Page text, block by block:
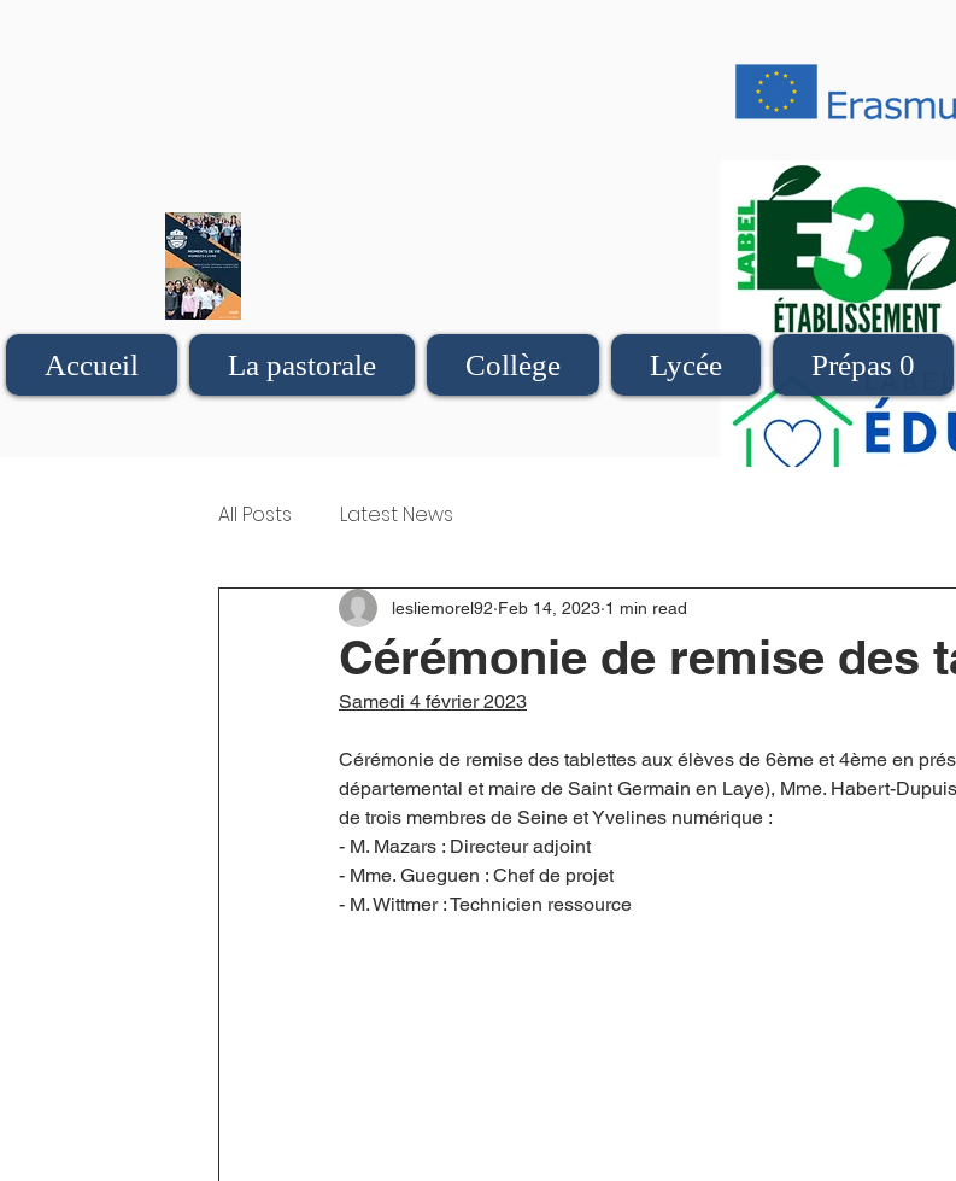
Accueil La pastorale Collège Lycée Prépas 0
All Posts Latest News
Cérémonie de remise des
lesliemorel92 Feb 14, 2023 1 min read
Samedi 4 février 2023
Cérémonie de remise des tablettes aux élèves de 6ème et 4ème en
départemental et maire de Saint Germain en Laye), Mme. Habert-
de trois membres de Seine et Yvelines numérique :
- M. Mazars : Directeur adjoint
- Mme. Gueguen : Chef de projet
- M. Wittmer : Technicien ressource